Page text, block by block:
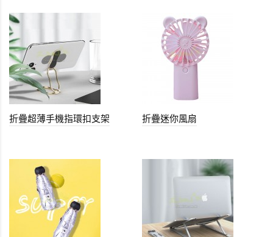
折疊超薄手機指環扣支架 折疊迷你風扇